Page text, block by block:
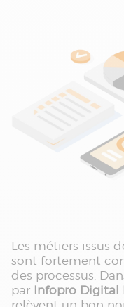
Les métiers issus
sont fortement
des processus.
par Infopro Digital